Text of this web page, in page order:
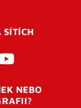
SÍTÍCH
NEBO